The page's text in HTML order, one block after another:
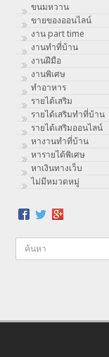
ขนมหวาน
ขายของออนไลน์
งาน part time
งานทําที่บ้าน
งานฝีมือ
งานพิเศษ
ทําอาหาร
รายได้เสริม
รายได้เสริมทำที่บ้าน
รายได้เสริมออนไลน์
หางานทำที่บ้าน
หารายได้พิเศษ
หาเงินทางเว็บ
ไม่มีหมวดหมู่